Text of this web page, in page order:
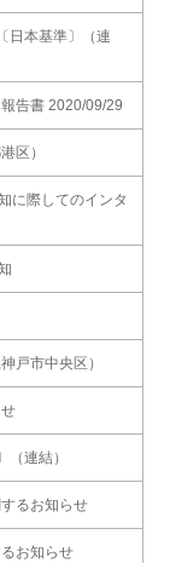
日本基準〕（連
告書 2020/09/29
区）
に際してのインタ
戸市中央区）
連結）
るお知らせ
お知らせ